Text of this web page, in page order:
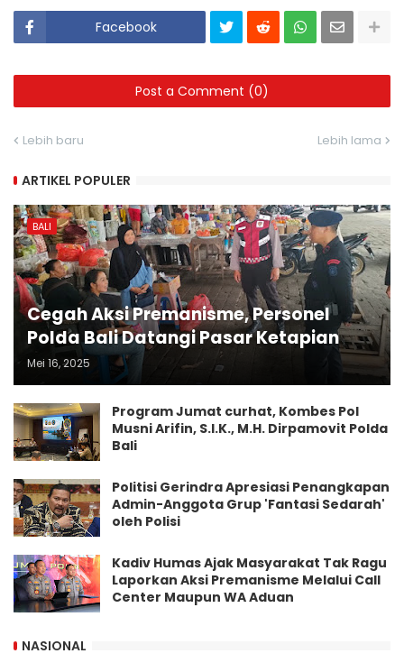
Facebook
Post a Comment (0)
Lebih baru Lebih lama
ARTIKEL POPULER
BALI
Cegah Aksi Premanisme, Personel
Polda Bali Datangi Pasar Ketapian
Mei 16, 2025
Program Jumat curhat, Kombes Pol
Musni Arifin, S.I.K., M.H. Dirpamovit Polda
Bali
Politisi Gerindra Apresiasi Penangkapan
Admin-Anggota Grup 'Fantasi Sedarah'
oleh Polisi
Kadiv Humas Ajak Masyarakat Tak Ragu
Laporkan Aksi Premanisme Melalui Call
Center Maupun WA Aduan
NASIONAL